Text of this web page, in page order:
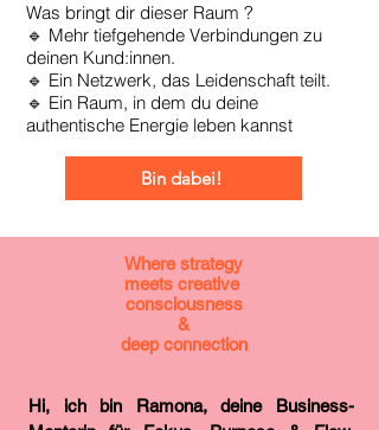
Was bringt dir dieser Raum ?
🔹 Mehr tiefgehende Verbindungen zu
deinen Kund:innen.
🔹 Ein Netzwerk, das Leidenschaft teilt.
🔹 Ein Raum, in dem du deine
authentische Energie leben kannst
Bin dabei!
Where strategy
meets creative
consciousness
&
deep connection
Hi, ich bin Ramona, deine Business-